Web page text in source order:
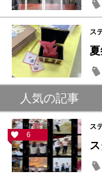
ス
人気の記事
6
ス